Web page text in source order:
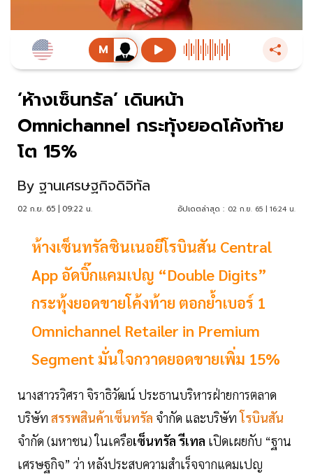
‘ห้างเซ็นทรัล’ เดินหน้า
Omnichannel กระทุ้งยอดโค้งท้าย
โต 15%
By ฐานเศรษฐกิจดิจิทัล
02 ก.ย. 65 | 09:22 น. อัปเดตล่าสุด : 02 ก.ย. 65 | 16:24 น.
ห้างเซ็นทรัลซินเนอยีโรบินสัน Central
App อัดบิ๊กแคมเปญ “Double Digits”
กระทุ้งยอดขายโค้งท้าย ตอกย้ำเบอร์ 1
Omnichannel Retailer in Premium
Segment มั่นใจกวาดยอดขายเพิ่ม 15%
นางสาวรวิศรา จิราธิวัฒน์ ประธานบริหารฝ่ายการตลาด
บริษัท สรรพสินค้าเซ็นทรัล จำกัด และบริษัท โรบินสัน
จำกัด (มหาชน) ในเครือเซ็นทรัล รีเทล เปิดเผยกับ “ฐาน
เศรษฐกิจ” ว่า หลังประสบความสำเร็จจากแคมเปญ